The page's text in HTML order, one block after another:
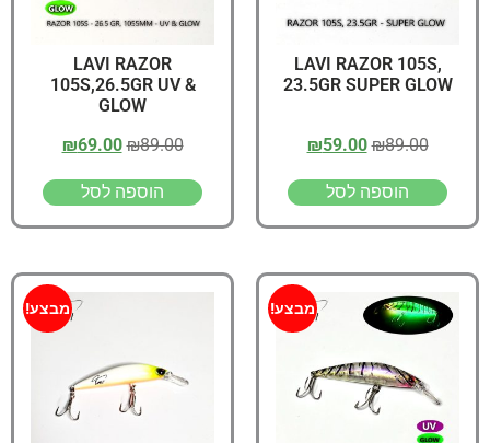
LAVI RAZOR 105S,
23.5GR SUPER GLOW
₪89.00
₪59.00
הוספה לסל
LAVI RAZOR
105S,26.5GR UV &
GLOW
₪89.00
₪69.00
הוספה לסל
מבצע! מבצע!